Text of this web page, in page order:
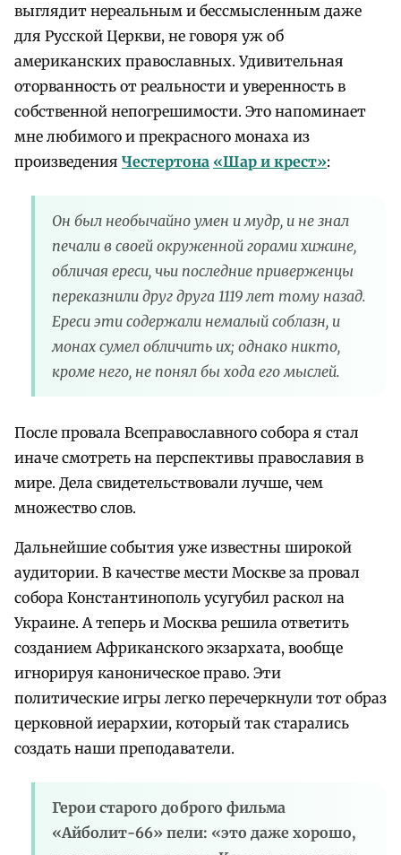
выглядит нереальным и бессмысленным даже
для Русской Церкви, не говоря уж об
американских православных. Удивительная
оторванность от реальности и уверенность в
собственной непогрешимости. Это напоминает
мне любимого и прекрасного монаха из
произведения Честертона «Шар и крест»:
Он был необычайно умен и мудр, и не знал
печали в своей окруженной горами хижине,
обличая ереси, чьи последние приверженцы
переказнили друг друга 1119 лет тому назад.
Ереси эти содержали немалый соблазн, и
монах сумел обличить их; однако никто,
кроме него, не понял бы хода его мыслей.
После провала Всеправославного собора я стал
иначе смотреть на перспективы православия в
мире. Дела свидетельствовали лучше, чем
множество слов.
Дальнейшие события уже известны широкой
аудитории. В качестве мести Москве за провал
собора Константинополь усугубил раскол на
Украине. А теперь и Москва решила ответить
созданием Африканского экзархата, вообще
игнорируя каноническое право. Эти
политические игры легко перечеркнули тот образ
церковной иерархии, который так старались
создать наши преподаватели.
Герои старого доброго фильма
«Айболит-66» пели: «это даже хорошо,